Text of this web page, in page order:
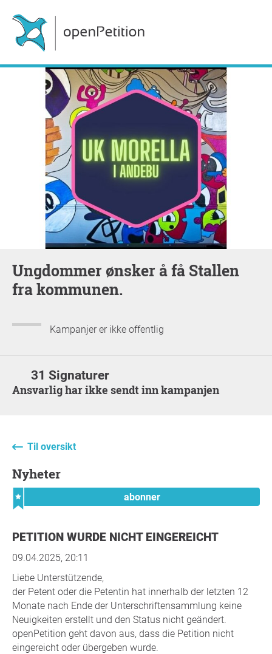
Ungdommer ønsker å få Stallen
fra kommunen.
Kampanjer er ikke offentlig
31 Signaturer
Ansvarlig har ikke sendt inn kampanjen
Til oversikt
nyheter
abonner
PETITION WURDE NICHT EINGEREICHT
09.04.2025, 20:11
Liebe Unterstützende,
der Petent oder die Petentin hat innerhalb der letzten 12
Monate nach Ende der Unterschriftensammlung keine
Neuigkeiten erstellt und den Status nicht geändert.
openPetition geht davon aus, dass die Petition nicht
eingereicht oder übergeben wurde.